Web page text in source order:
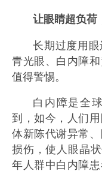
让眼睛超负荷
长期过度用眼
青光眼、白内障
值得警惕。
白内障是全
到，如今，人们
体新陈代谢异常
损伤，使人眼晶
年人群中白内障